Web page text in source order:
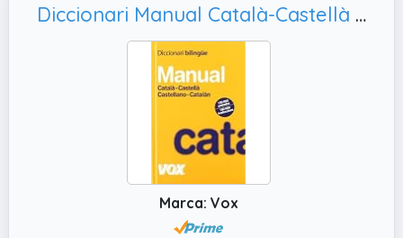
Diccionari Manual Català-Castellà / Castellano-Catalán (Vox - Lengua Catalana - Diccionarios Generales)
Marca: Vox